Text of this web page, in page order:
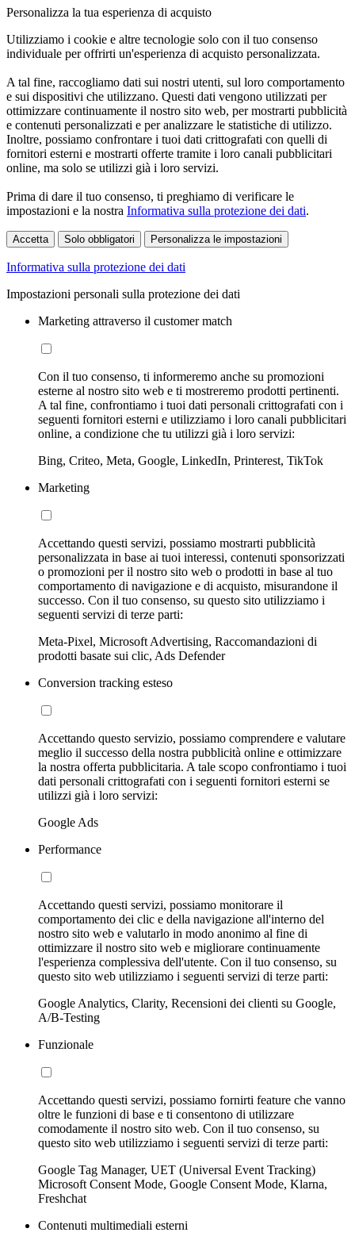
Personalizza la tua esperienza di acquisto
Utilizziamo i cookie e altre tecnologie solo con il tuo consenso
individuale per offrirti un'esperienza di acquisto personalizzata.
A tal fine, raccogliamo dati sui nostri utenti, sul loro comportamento
e sui dispositivi che utilizzano. Questi dati vengono utilizzati per
ottimizzare continuamente il nostro sito web, per mostrarti pubblicità
e contenuti personalizzati e per analizzare le statistiche di utilizzo.
Inoltre, possiamo confrontare i tuoi dati crittografati con quelli di
fornitori esterni e mostrarti offerte tramite i loro canali pubblicitari
online, ma solo se utilizzi già i loro servizi.
Prima di dare il tuo consenso, ti preghiamo di verificare le
impostazioni e la nostra Informativa sulla protezione dei dati.
Accetta Solo obbligatori Personalizza le impostazioni
Informativa sulla protezione dei dati
Impostazioni personali sulla protezione dei dati
Marketing attraverso il customer match
Con il tuo consenso, ti informeremo anche su promozioni
esterne al nostro sito web e ti mostreremo prodotti pertinenti.
A tal fine, confrontiamo i tuoi dati personali crittografati con i
seguenti fornitori esterni e utilizziamo i loro canali pubblicitari
online, a condizione che tu utilizzi già i loro servizi:
Bing, Criteo, Meta, Google, LinkedIn, Printerest, TikTok
Marketing
Accettando questi servizi, possiamo mostrarti pubblicità
personalizzata in base ai tuoi interessi, contenuti sponsorizzati
o promozioni per il nostro sito web o prodotti in base al tuo
comportamento di navigazione e di acquisto, misurandone il
successo. Con il tuo consenso, su questo sito utilizziamo i
seguenti servizi di terze parti:
Meta-Pixel, Microsoft Advertising, Raccomandazioni di
prodotti basate sui clic, Ads Defender
Conversion tracking esteso
Accettando questo servizio, possiamo comprendere e valutare
meglio il successo della nostra pubblicità online e ottimizzare
la nostra offerta pubblicitaria. A tale scopo confrontiamo i tuoi
dati personali crittografati con i seguenti fornitori esterni se
utilizzi già i loro servizi:
Google Ads
Performance
Accettando questi servizi, possiamo monitorare il
comportamento dei clic e della navigazione all'interno del
nostro sito web e valutarlo in modo anonimo al fine di
ottimizzare il nostro sito web e migliorare continuamente
l'esperienza complessiva dell'utente. Con il tuo consenso, su
questo sito web utilizziamo i seguenti servizi di terze parti:
Google Analytics, Clarity, Recensioni dei clienti su Google,
A/B-Testing
Funzionale
Accettando questi servizi, possiamo fornirti feature che vanno
oltre le funzioni di base e ti consentono di utilizzare
comodamente il nostro sito web. Con il tuo consenso, su
questo sito web utilizziamo i seguenti servizi di terze parti:
Google Tag Manager, UET (Universal Event Tracking)
Microsoft Consent Mode, Google Consent Mode, Klarna,
Freshchat
Contenuti multimediali esterni